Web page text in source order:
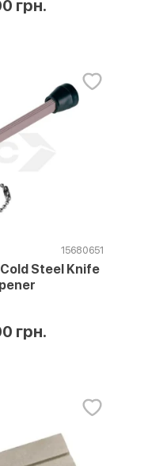
грн.
15680651
Steel Knife
грн.